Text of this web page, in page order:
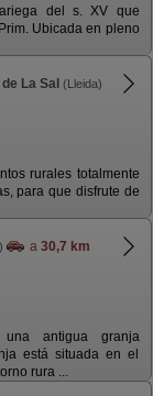
del s. XV que
Ubicada en pleno
La Sal (Lleida)
rurales totalmente
para que disfrute de
a 30,7 km
antigua granja
está situada en el
rura ...